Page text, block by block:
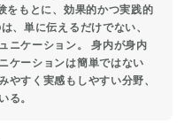
をもとに、効果的かつ実践的
、単に伝えるだけでない、
ニケーション。 身内が身内
ケーションは簡単ではない
すく実感もしやすい分野、
る。